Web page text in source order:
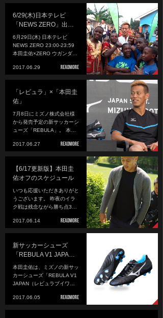
6/29(木)日本テレビ
「NEWS ZERO」出…
6月29日(木) 日本テレビ
NEWS ZERO 23:00-23:59
本田圭佑×ZERO ウガンダ…
2017.06.29
「レビュラ」×「本田圭
佑」
7月8日にミズノ株式会社様
から発売予定の新サッカーシ
ューズ「REBULA」。 本…
2017.06.27
【6/17更新版】本田圭
佑オフのスケジュール
いつも応援いただきありがと
うございます。 昨夜のイラ
ク戦は残念ながら勝ち点3…
2017.06.14
新サッカーシューズ
「REBULA V1 JAPA…
本田圭佑は、ミズノの新サッ
カーシューズ「REBULA V1
JAPAN（レビュラブイワ…
2017.06.05